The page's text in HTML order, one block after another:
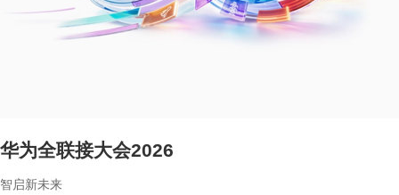
华为全联接大会2026
智启新未来